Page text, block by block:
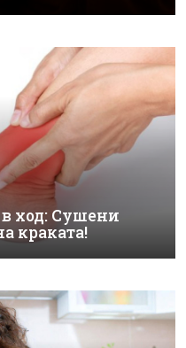
ход: Сушени
краката!